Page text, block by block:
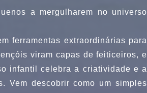
a mergulharem no universo
ferramentas extraordinárias para
viram capas de feiticeiros, e
infantil celebra a criatividade e a
Vem descobrir como um simples